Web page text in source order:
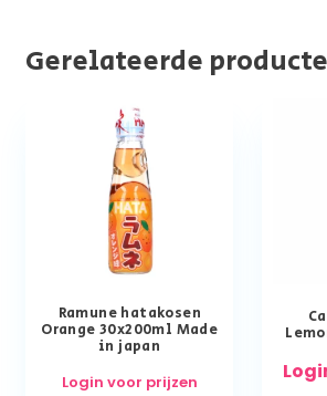
Gerelateerde
Ramune hatakosen
Orange 30x200ml Made
in japan
Login voor prijzen